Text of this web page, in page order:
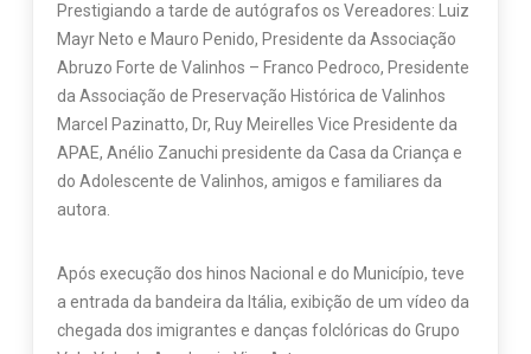
Prestigiando a tarde de autógrafos os Vereadores: Luiz
Mayr Neto e Mauro Penido, Presidente da Associação
Abruzo Forte de Valinhos – Franco Pedroco, Presidente
da Associação de Preservação Histórica de Valinhos
Marcel Pazinatto, Dr, Ruy Meirelles Vice Presidente da
APAE, Anélio Zanuchi presidente da Casa da Criança e
do Adolescente de Valinhos, amigos e familiares da
autora.
Após execução dos hinos Nacional e do Município, teve
a entrada da bandeira da Itália, exibição de um vídeo da
chegada dos imigrantes e danças folclóricas do Grupo